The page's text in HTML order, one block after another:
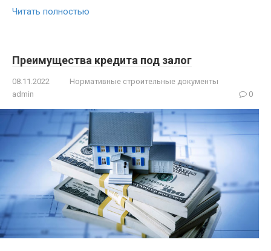
Читать полностью
Преимущества кредита под залог
08.11.2022
Нормативные строительные документы
admin
0